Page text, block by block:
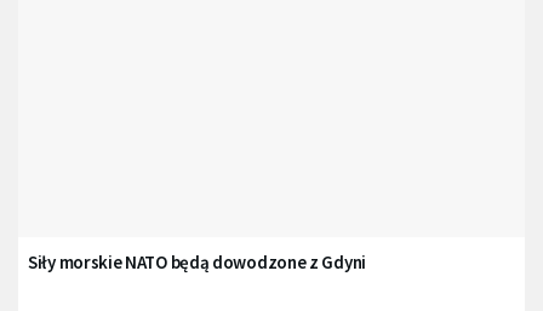
Siły morskie NATO będą dowodzone z Gdyni